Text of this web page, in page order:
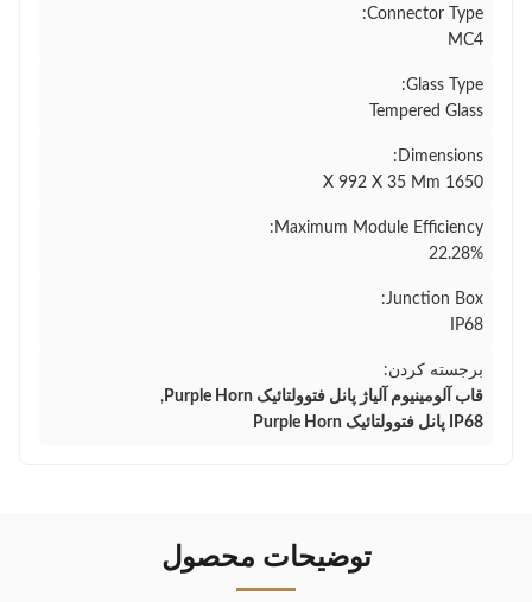
Connector Type:
MC4
Glass Type:
Tempered Glass
Dimensions:
1650 X 992 X 35 Mm
Maximum Module Efficiency:
22.28%
Junction Box:
IP68
برجسته کردن:
قاب آلومینیوم آلیاژ پانل فتوولتائیک Purple Horn
,
IP68 پانل فتوولتائیک Purple Horn
توضیحات محصول